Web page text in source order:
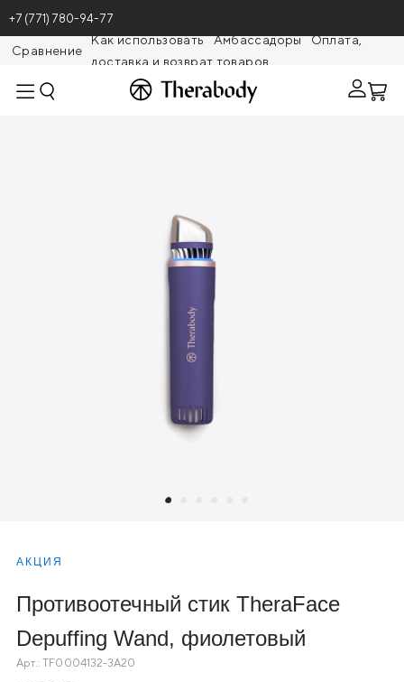
+7 (771) 780-94-77
Сравнение
Как использовать Амбассадоры
Оплата,
доставка и возврат товаров
АКЦИЯ
Противоотечный стик TheraFace
Depuffing Wand, фиолетовый
Арт.:TF0004132-3A20